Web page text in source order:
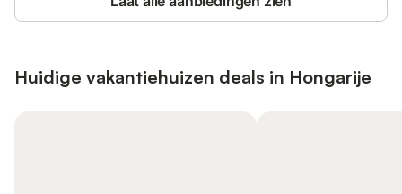
Huidige vakantiehuizen deals in Hongarije